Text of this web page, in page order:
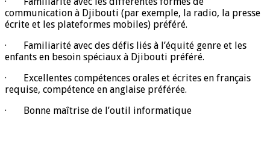
communication à Djibouti (par exemple, la radio, la presse
écrite et les plateformes mobiles) préféré.
· Familiarité avec des défis liés à l’équité genre et les
enfants en besoin spéciaux à Djibouti préféré.
· Excellentes compétences orales et écrites en français
requise, compétence en anglaise préférée.
· Bonne maîtrise de l’outil informatique